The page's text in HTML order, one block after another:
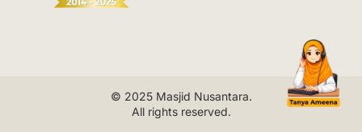
© 2025 Masjid Nusantara.
All rights reserved.